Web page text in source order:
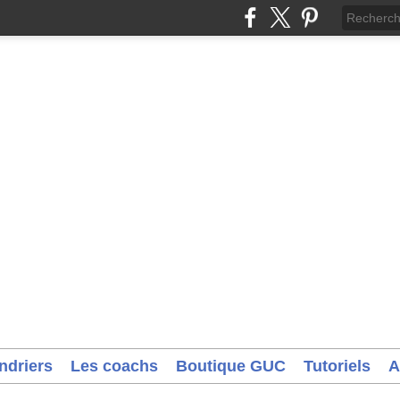
Les coachs Boutique GUC Tutoriels